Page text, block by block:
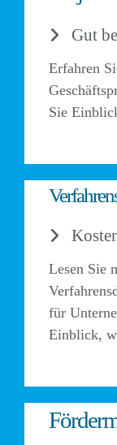
Gut
Erfahren
Sie
Lesen Sie
für
Einblick,